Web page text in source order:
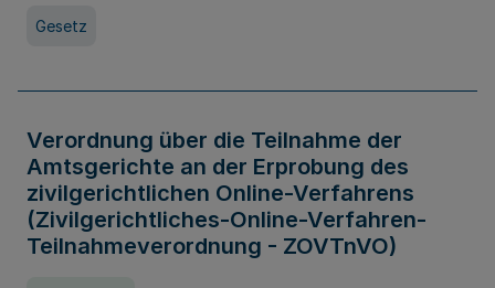
Gesetz
Verordnung über die Teilnahme der
Amtsgerichte an der Erprobung des
zivilgerichtlichen Online-Verfahrens
(Zivilgerichtliches-Online-Verfahren-
Teilnahmeverordnung - ZOVTnVO)